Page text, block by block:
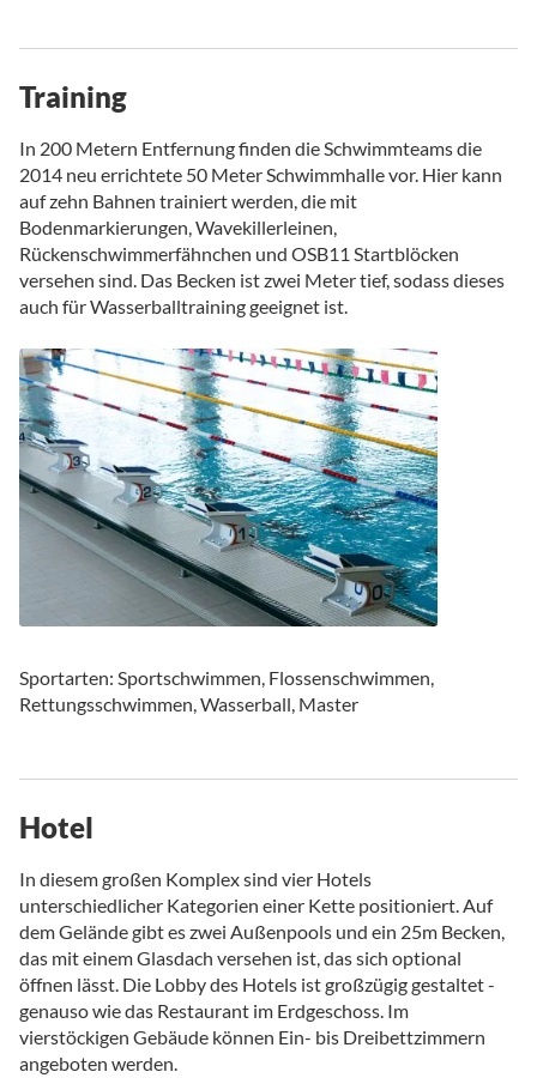
Training
In 200 Metern Entfernung finden die Schwimmteams die
2014 neu errichtete 50 Meter Schwimmhalle vor. Hier kann
auf zehn Bahnen trainiert werden, die mit
Bodenmarkierungen, Wavekillerleinen,
Rückenschwimmerfähnchen und OSB11 Startblöcken
versehen sind. Das Becken ist zwei Meter tief, sodass dieses
auch für Wasserballtraining geeignet ist.
Sportarten: Sportschwimmen, Flossenschwimmen,
Rettungsschwimmen, Wasserball, Master
Hotel
In diesem großen Komplex sind vier Hotels
unterschiedlicher Kategorien einer Kette positioniert. Auf
dem Gelände gibt es zwei Außenpools und ein 25m Becken,
das mit einem Glasdach versehen ist, das sich optional
öffnen lässt. Die Lobby des Hotels ist großzügig gestaltet -
genauso wie das Restaurant im Erdgeschoss. Im
vierstöckigen Gebäude können Ein- bis Dreibettzimmern
angeboten werden.